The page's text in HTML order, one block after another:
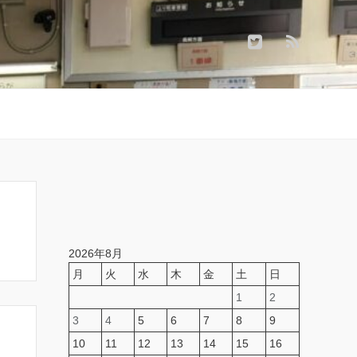
2026年8月
月
火 水 木 金 土
日
1
2
3
4 5 6 7 8
9
10
11 12 13 14 15 16